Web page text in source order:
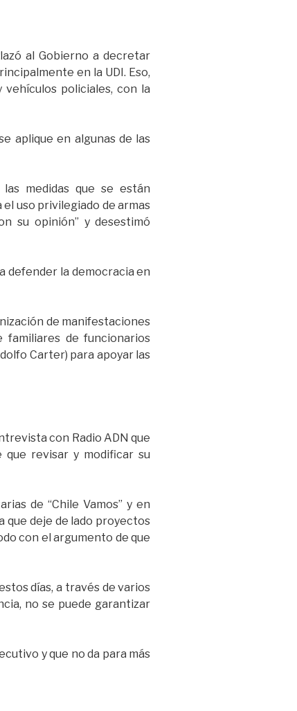
al Gobierno a decretar
en la UDI. Eso,
policiales, con la
aplique en algunas de las
medidas que se están
uso privilegiado de armas
su opinión” y desestimó
defender la democracia en
de manifestaciones
familiares de funcionarios
Carter) para apoyar las
con Radio ADN que
que revisar y modificar su
de “Chile Vamos” y en
que deje de lado proyectos
con el argumento de que
días, a través de varios
no se puede garantizar
y que no da para más